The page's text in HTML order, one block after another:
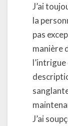
J’ai
la
pas
manière
J’ai